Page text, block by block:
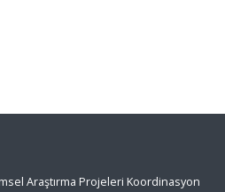
Araştırma Projeleri Koordinasyon